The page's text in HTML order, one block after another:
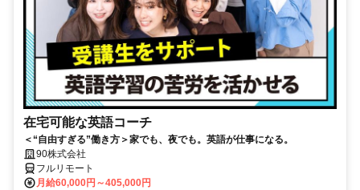
在宅可能な英語コーチ
＜“自由すぎる”働き方＞家でも、夜でも。英語が仕事になる。
90株式会社
フルリモート
月給60,000円～405,000円